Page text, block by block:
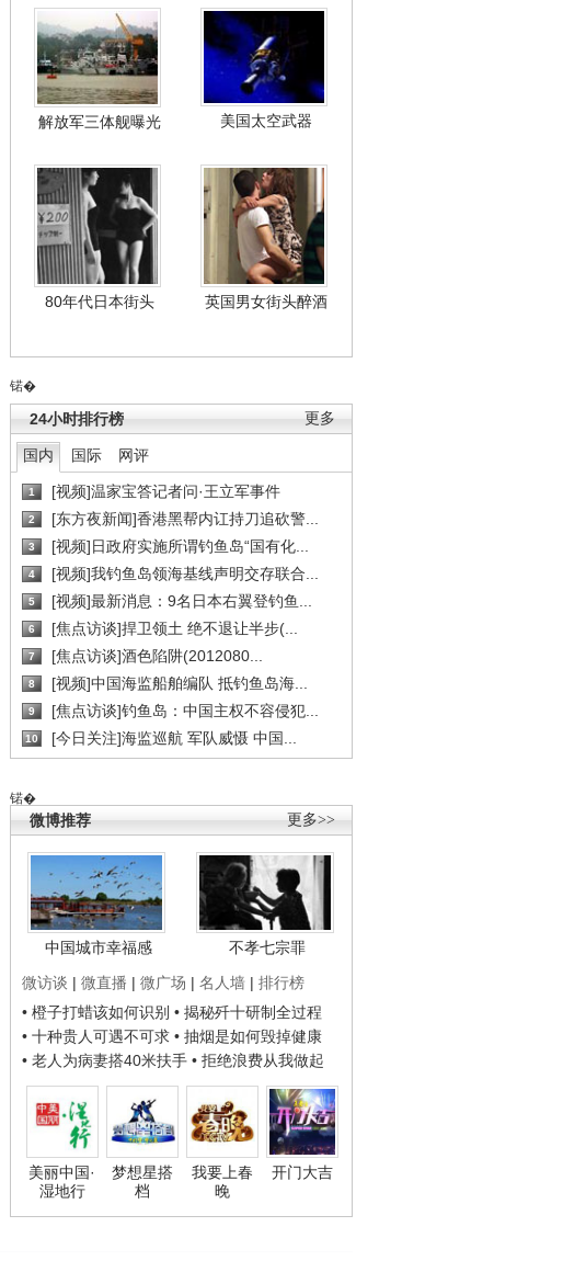
解放军三体舰曝光 美国太空武器
80年代日本街头 英国男女街头醉酒
锘�
更多
24小时排行榜
国内 国际 网评
1 [视频]温家宝答记者问·王立军事件
2 [东方夜新闻]香港黑帮内讧持刀追砍警...
3 [视频]日政府实施所谓钓鱼岛“国有化...
4 [视频]我钓鱼岛领海基线声明交存联合...
5 [视频]最新消息：9名日本右翼登钓鱼...
6 [焦点访谈]捍卫领土 绝不退让半步(...
7 [焦点访谈]酒色陷阱(2012080...
8 [视频]中国海监船舶编队 抵钓鱼岛海...
9 [焦点访谈]钓鱼岛：中国主权不容侵犯...
10 [今日关注]海监巡航 军队威慑 中国...
锘�
更多>>
微博推荐
中国城市幸福感
不孝七宗罪
微访谈 | 微直播 | 微广场 | 名人墙 | 排行榜
• 橙子打蜡该如何识别 • 揭秘歼十研制全过程
• 十种贵人可遇不可求 • 抽烟是如何毁掉健康
• 老人为病妻搭40米扶手 • 拒绝浪费从我做起
美丽中国·
湿地行
梦想星搭
档
我要上春
晚
开门大吉